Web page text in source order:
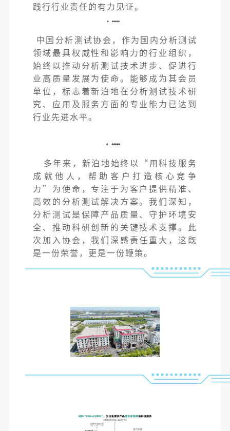
践行行业责任的有力见证。
中国分析测试协会，作为国内分析测试
领域最具权威性和影响力的行业组织，
始终以推动分析测试技术进步、促进行
业高质量发展为使命。能够成为其会员
单位，标志着新泊地在分析测试技术研
究、应用及服务方面的专业能力已达到
行业先进水平。
多年来，新泊地始终以“用科技服务
成就他人，帮助客户打造核心竞争
力”为使命，专注于为客户提供精准、
高效的分析测试解决方案。我们深知，
分析测试是保障产品质量、守护环境安
全、推动科研创新的关键技术支撑。此
次加入协会，我们深感责任重大，这既
是一份荣誉，更是一份鞭策。